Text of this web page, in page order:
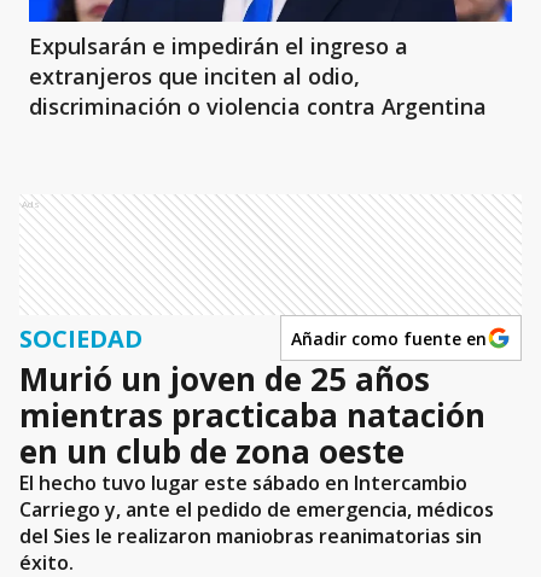
Expulsarán e impedirán el ingreso a
extranjeros que inciten al odio,
discriminación o violencia contra Argentina
Ads
SOCIEDAD Añadir como fuente en
Murió un joven de 25 años
mientras practicaba natación
en un club de zona oeste
El hecho tuvo lugar este sábado en Intercambio
Carriego y, ante el pedido de emergencia, médicos
del Sies le realizaron maniobras reanimatorias sin
éxito.